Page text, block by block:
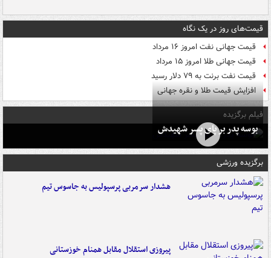
قیمت‌های روز در یک نگاه
قیمت جهانی نفت امروز ۱۶ مرداد
قیمت جهانی طلا امروز ۱۵ مرداد
قیمت نفت برنت به ۷۹ دلار رسید
افزایش قیمت طلا و نقره جهانی
فیلم برگزیده
بوسه‌ پدر بر پای پسر شهیدش
برگزیده ورزشی
هشدار سرمربی پرسپولیس به جاسوس تیم
پیروزی استقلال مقابل همنام خوزستانی